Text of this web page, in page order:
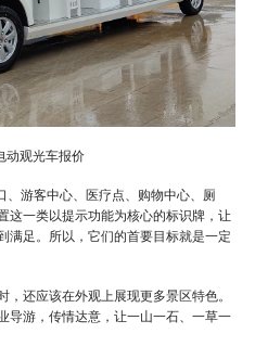
动观光车报价
游客中心、医疗点、购物中心、厕
这一类以提示功能为核心的标识牌，让
满足。所以，它们的首要目标就是一定
还应该在外观上展现更多景区特色。
导游，传情达意，让一山一石、一草一